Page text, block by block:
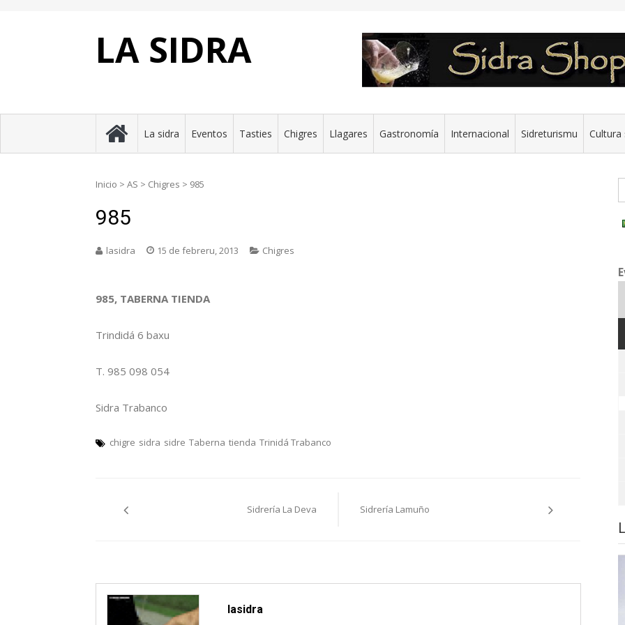
LA SIDRA
La sidra Eventos Tasties Chigres Llagares Gastronomía Internacional Sidreturismu Cultura
Inicio > AS > Chigres > 985
985
lasidra 15 de febreru, 2013 Chigres
985, TABERNA TIENDA
Trindidá 6 baxu
T. 985 098 054
Sidra Trabanco
chigre sidra sidre Taberna tienda Trinidá Trabanco
pelos
Sidrería La Deva Sidrería Lamuño
lasidra